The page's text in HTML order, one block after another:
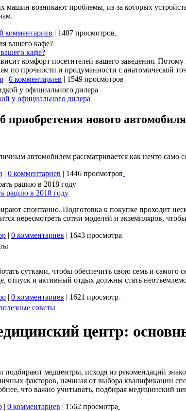
машин возникают проблемы, из-за которых
0 комментариев | 1407 просмотров
кафе?
комфорт посетителей вашего заведения.
по прочности и продуманности с анатомической
| 0 комментариев | 1549 просмотров
у официального дилера
нового автомобиля
автомобилем рассматривается как нечто
| 0 комментариев | 1446 просмотров
рацию в 2018 году
спонтанно. Подготовка к покупке проходит
пересмотреть сотни моделей и экземпляров,
| 0 комментариев | 1643 просмотра
сутками, чтобы обеспечить свою семь и
отпуск и активный отдых должны стать
| 0 комментариев | 1621 просмотр
советы
центр:
подбирают медцентры, исходя из рекомендаций
факторов, начиная от выбора квалификации
что важно учитывать, подбирая медицинский
| 0 комментариев | 1562 просмотра